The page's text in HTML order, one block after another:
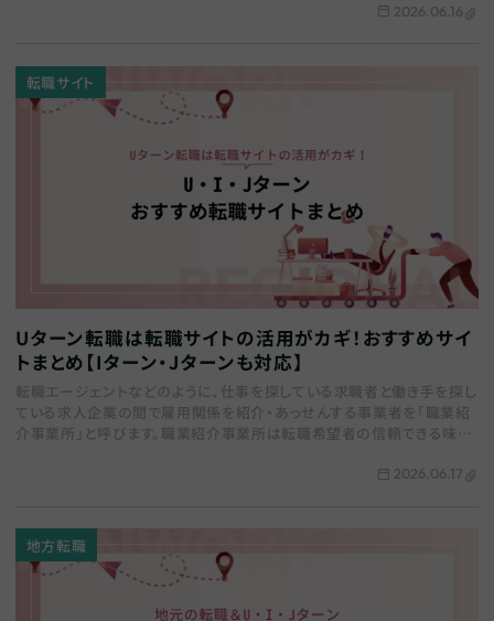
2026.06.16
転職サイト
Uターン転職は転職サイトの活用がカギ！おすすめサイ
トまとめ【Iターン・Jターンも対応】
転職エージェントなどのように、仕事を探している求職者と働き手を探し
ている求人企業の間で雇用関係を紹介・あっせんする事業者を「職業紹
介事業所」と呼びます。職業紹介事業所は転職希望者の信頼できる味方
2026.06.17
地方転職